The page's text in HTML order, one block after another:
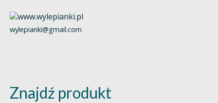
wylepianki@gmail.com
Znajdź produkt